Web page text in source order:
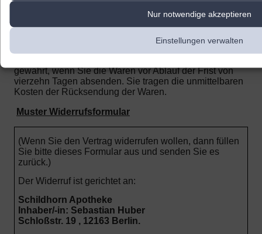
Nur notwendige akzeptieren
Einstellungen verwalten
Sie haben die Waren unverzüglich und in jedem Fall
spätestens binnen vierzehn Tagen ab dem Tag, an dem
gewahrt, wenn Sie die Waren vor Ablauf der Frist von
vierzehn Tagen absenden. Sie tragen die unmittelbaren
Kosten der Rücksendung der Waren.
Muster Widerrufsformular
(Wenn Sie den Vertrag widerrufen wollen, dann füllen
Sie bitte dieses Formular aus und senden Sie es
zurück.)
Der Widerruf ist gerichtet an:
Schildhorn Apotheke
Inhaber/-in: Sebastian Huber
Schloßstr. 19 , 12163 Berlin.